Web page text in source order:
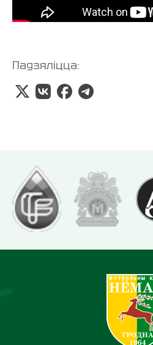
Падзяліцца: